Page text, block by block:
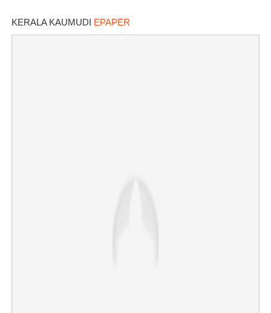
KERALA KAUMUDI EPAPER